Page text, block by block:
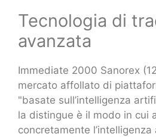
Tecnologia di
avanzata
Immediate 2000 Sanorex
mercato affollato di
"basate sull’intelligenza
la distingue è il modo in cui
concretamente